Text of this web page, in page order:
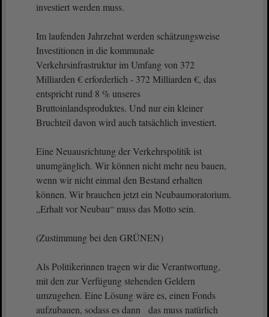
investiert werden muss.
Im laufenden Jahrzehnt werden schätzungsweise
Investitionen in die kommunale
Verkehrsinfrastruktur im Umfang von 372
Milliarden € erforderlich - 372 Milliarden €, das
entspricht rund 8 % unseres
Bruttoinlandsproduktes. Und nur ein kleiner
Bruchteil davon wird auch tatsächlich investiert.
Eine Neuausrichtung der Verkehrspolitik ist
unumgänglich. Wir können nicht mehr neu bauen,
wenn wir nicht einmal den Bestand erhalten
können. Wir brauchen jetzt ein Neubaumoratorium.
„Erhalt vor Neubau“ muss das Motto sein.
(Zustimmung bei den GRÜNEN)
Als Politikerinnen tragen wir die Verantwortung,
mit den zur Verfügung stehenden Geldern
umzugehen. Eine Lösung wäre es, einen Fonds
aufzubauen, sodass es dann das muss natürlich